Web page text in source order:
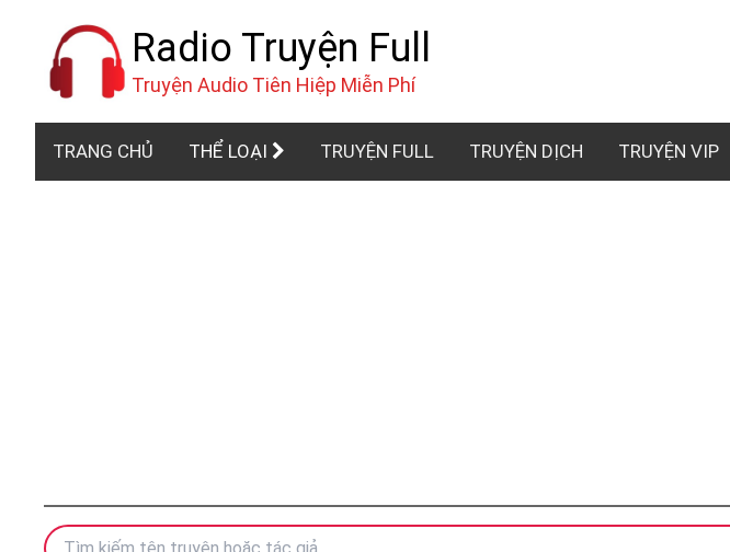
Radio Truyện Full
Truyện Audio Tiên Hiệp Miễn Phí
TRANG CHỦ THỂ LOẠI TRUYỆN FULL TRUYỆN DỊCH TRUYỆN VIP